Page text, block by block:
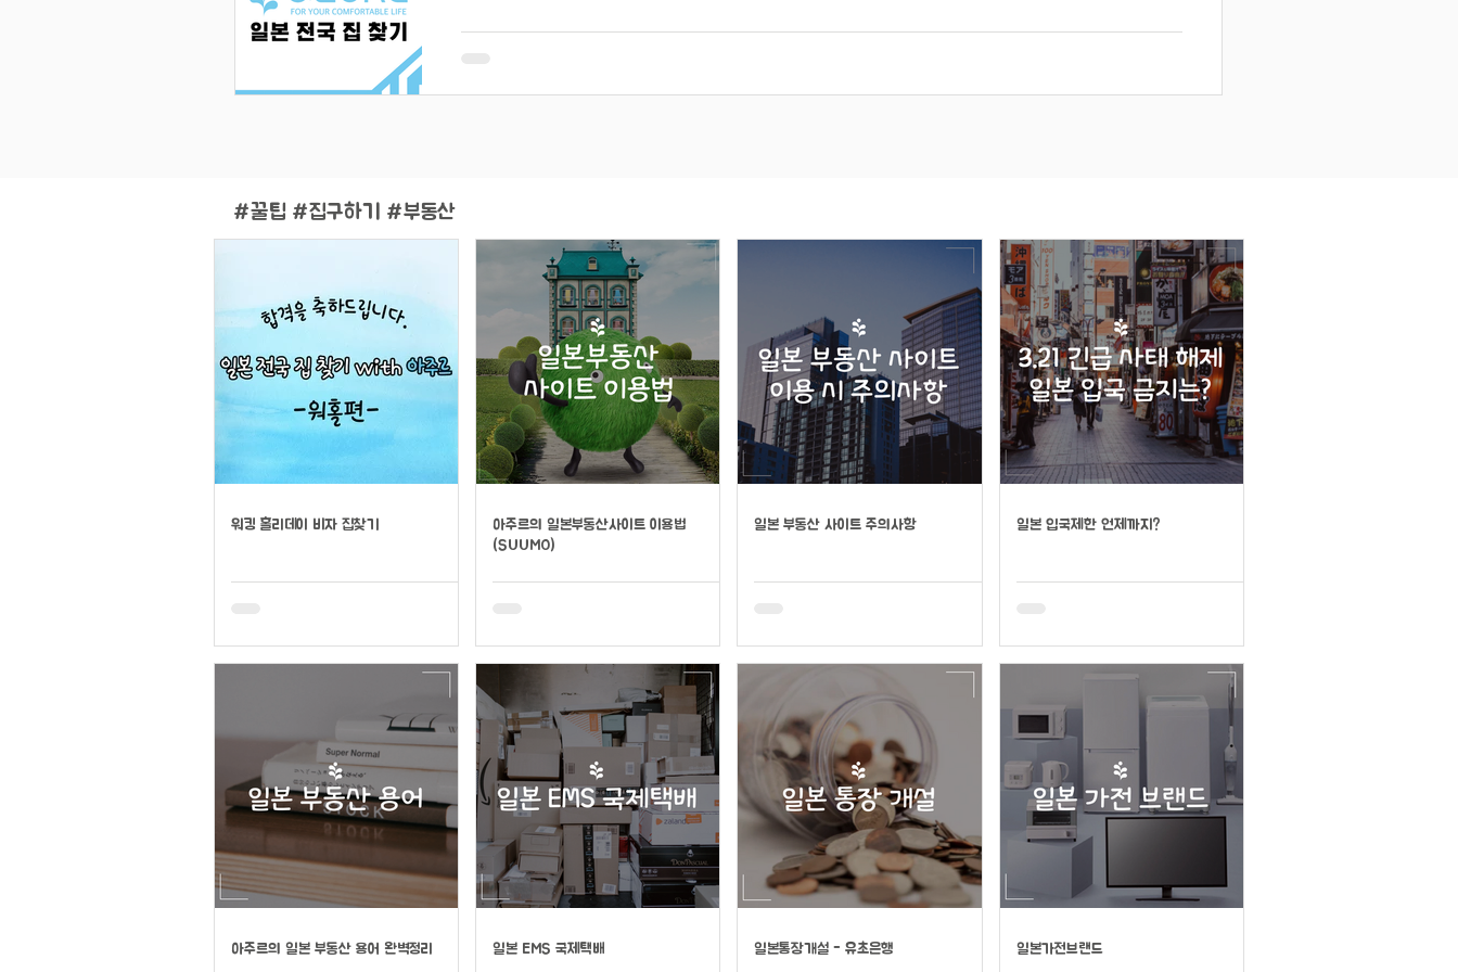
#꿀팁 #집구하기 #부동산
워킹 홀리데이 비자 집찾기
아주르의 일본부동산사이트 이용법
(SUUMO)
일본 부동산 사이트 주의사항 일본 입국제한 언제까지?
아주르의 일본 부동산 용어 완벽정리 일본 EMS 국제택배 일본통장개설 - 유초은행 일본가전브랜드